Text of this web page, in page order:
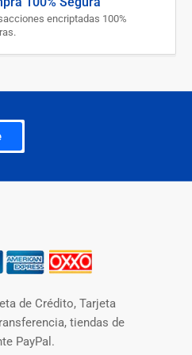
encriptadas 100%
de Crédito, Tarjeta
tiendas de
PayPal.